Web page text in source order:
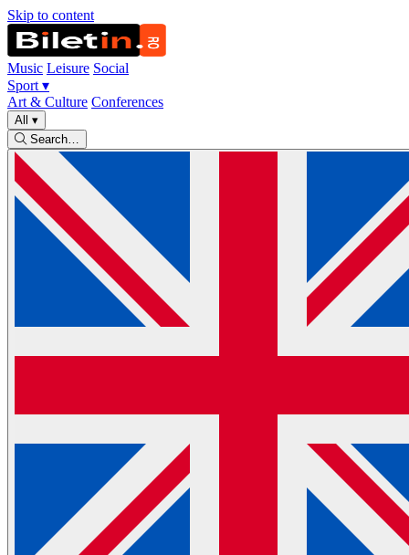
Skip to content
Music Leisure Social
Sport ▾
Art & Culture Conferences
All ▾
Search…